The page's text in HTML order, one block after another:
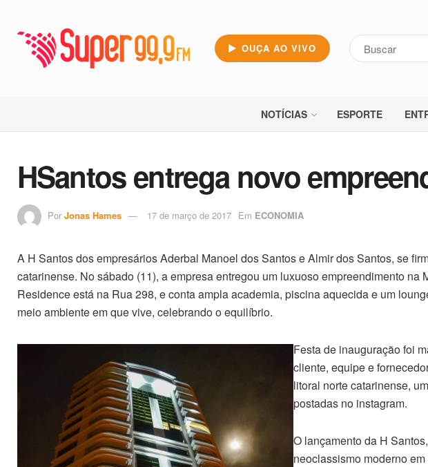
OUÇA AO VIVO
NOTÍCIAS ESPORTE
HSantos entrega novo
Por Jonas Hames 17 de março de 2017 Em ECONOMIA
A H Santos dos empresários Aderbal Manoel dos Santos e Almir dos Santos, se
catarinense. No sábado (11), a empresa entregou um luxuoso empreendimento
Residence está na Rua 298, e conta ampla academia, piscina aquecida e um
meio ambiente em que vive, celebrando o equilíbrio.
Festa de inauguração foi
cliente, equipe e
litoral norte catarinense,
postadas no instagram.
O lançamento da H
neoclassismo moderno